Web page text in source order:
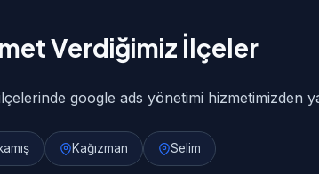
Verdiğimiz İlçeler
google ads yönetimi hizmetimizden
Kağızman Selim